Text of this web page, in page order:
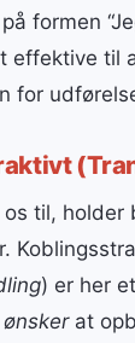
formen
effektive til
for
til, holder
) er her
ønskerat